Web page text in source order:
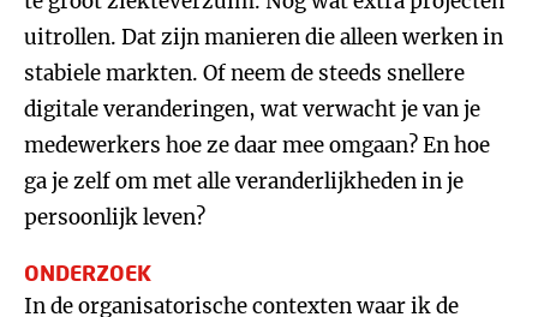
uitrollen. Dat zijn manieren die alleen werken in
stabiele markten. Of neem de steeds snellere
digitale veranderingen, wat verwacht je van je
medewerkers hoe ze daar mee omgaan? En hoe
ga je zelf om met alle veranderlijkheden in je
persoonlijk leven?
ONDERZOEK
In de organisatorische contexten waar ik de